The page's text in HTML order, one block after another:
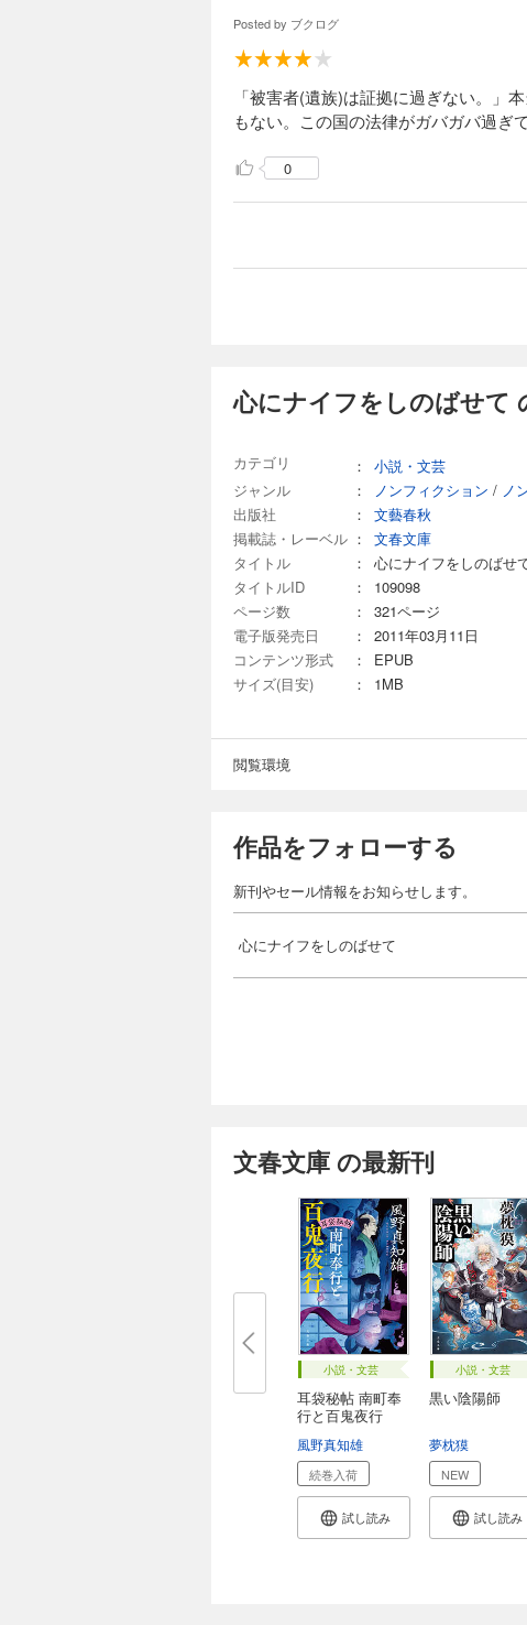
Posted by ブクログ
「被害者(遺族)は証拠に過ぎない。」
もない。この国の法律がガバガバ過ぎ
0
心にナイフをしのばせて
カテゴリ ：
小説・文芸
ジャンル
： ノンフィクション / ノ
出版社
：
文藝春秋
掲載誌・レーベル ：
文春文庫
タイトル
：
心にナイフをしのばせ
タイトルID
：
109098
ページ数
：
321ページ
電子版発売日
：
2011年03月11日
コンテンツ形式
：
EPUB
サイズ(目安)
： 1MB
閲覧環境
作品をフォローする
新刊やセール情報をお知らせします。
心にナイフをしのばせて
文春文庫 の最新刊
小説・文芸
耳袋秘帖 南町奉
行と百鬼夜行
風野真知雄
続巻入荷
試し読み
小説・文芸
黒い陰陽師
夢枕獏
NEW
試し読み